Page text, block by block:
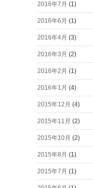
2016年7月 (1)
2016年6月 (1)
2016年4月 (3)
2016年3月 (2)
2016年2月 (1)
2016年1月 (4)
2015年12月 (4)
2015年11月 (2)
2015年10月 (2)
2015年8月 (1)
2015年7月 (1)